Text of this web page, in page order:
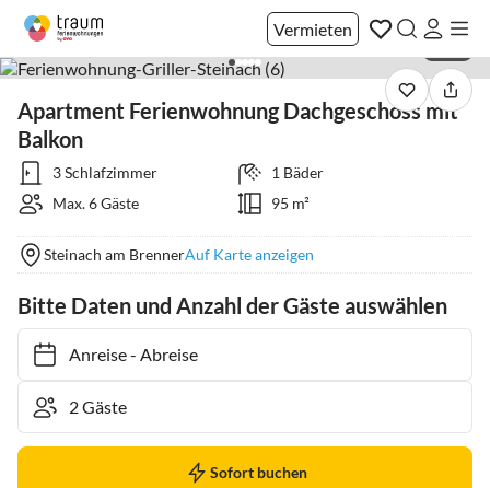
Vermieten
Apartment Ferienwohnung Dachgeschoss mit
Balkon
3 Schlafzimmer
1 Bäder
Max. 6 Gäste
95 m²
Steinach am BrennerAuf Karte anzeigen
Bitte Daten und Anzahl der Gäste auswählen
Anreise- Abreise
Sofort buchen